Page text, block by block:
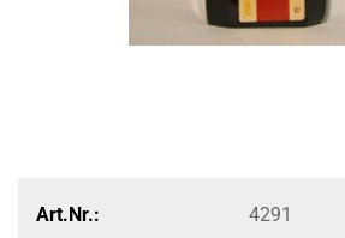
Art.Nr.:
4291